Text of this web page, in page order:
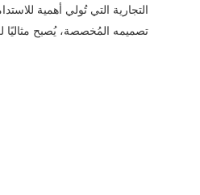
التجارية التي تُولي أهمية
تصميمه المُخصصة، يُصبح مثاليًا